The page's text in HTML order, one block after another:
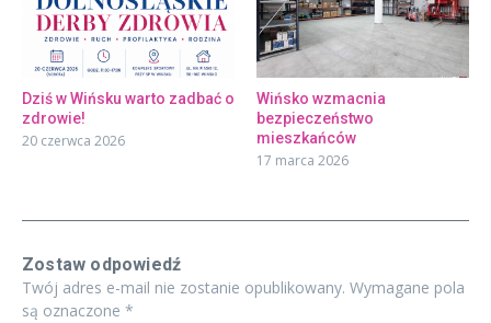
Dziś w Wińsku warto zadbać o
zdrowie!
20 czerwca 2026
Wińsko wzmacnia
bezpieczeństwo
mieszkańców
17 marca 2026
Zostaw odpowiedź
Twój adres e-mail nie zostanie opublikowany. Wymagane pola
są oznaczone *